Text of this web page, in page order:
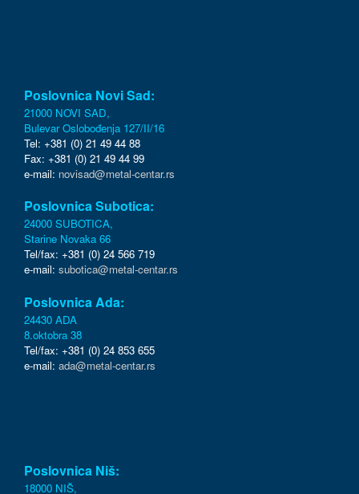
Poslovnica Novi Sad:
21000 NOVI SAD,
Bulevar Oslobođenja 127/II/16
Tel: +381 (0) 21 49 44 88
Fax: +381 (0) 21 49 44 99
e-mail: novisad@metal-centar.rs
Poslovnica Subotica:
24000 SUBOTICA,
Starine Novaka 66
Tel/fax: +381 (0) 24 566 719
e-mail: subotica@metal-centar.rs
Poslovnica Ada:
24430 ADA
8.oktobra 38
Tel/fax: +381 (0) 24 853 655
e-mail: ada@metal-centar.rs
Poslovnica Niš:
18000 NIŠ,